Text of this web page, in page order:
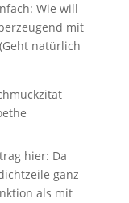
Wie will
mit
natürlich
hier: Da
ganz
als mit